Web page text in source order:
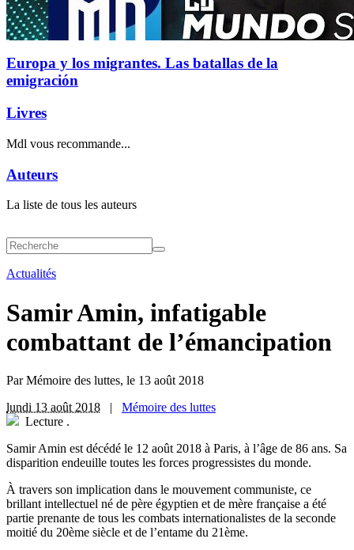
Europa y los migrantes. Las batallas de la
emigración
Livres
Mdl vous recommande...
Auteurs
La liste de tous les auteurs
Actualités
Samir Amin, infatigable
combattant de l’émancipation
Par Mémoire des luttes, le 13 août 2018
lundi 13 août 2018 | Mémoire des luttes
Lecture .
Samir Amin est décédé le 12 août 2018 à Paris, à l’âge de 86 ans. Sa
disparition endeuille toutes les forces progressistes du monde.
À travers son implication dans le mouvement communiste, ce
brillant intellectuel né de père égyptien et de mère française a été
partie prenante de tous les combats internationalistes de la seconde
moitié du 20ème siècle et de l’entame du 21ème.